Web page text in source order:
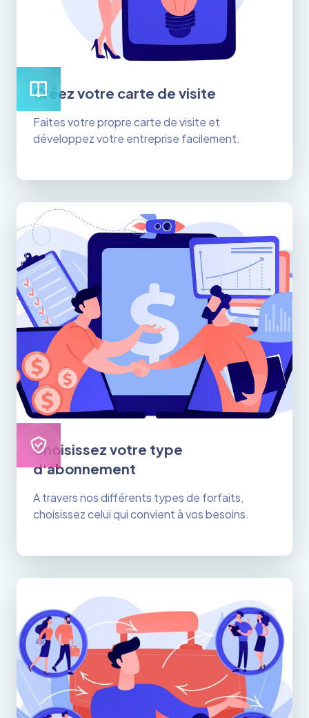
Créez votre carte de visite
Faites votre propre carte de visite et
développez votre entreprise facilement.
Choisissez votre type
d'abonnement
A travers nos différents types de forfaits,
choisissez celui qui convient à vos besoins.